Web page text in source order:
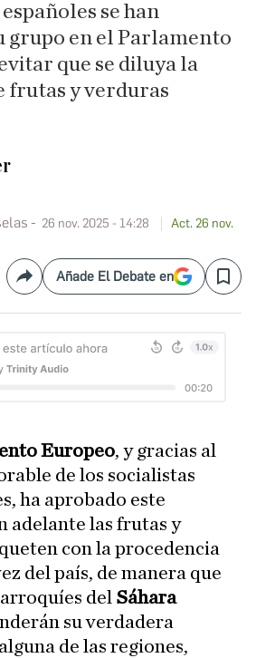
se han
grupo en el Parlamento
que se diluya la
frutas y verduras
26 nov. 2025 - 14:28
Act. 26 nov.
CompartirAñade El Debate en Save
Europeo, y gracias al
de los socialistas
ha aprobado este
adelante las frutas y
con la procedencia
del país, de manera que
del Sáhara
su verdadera
de las regiones,